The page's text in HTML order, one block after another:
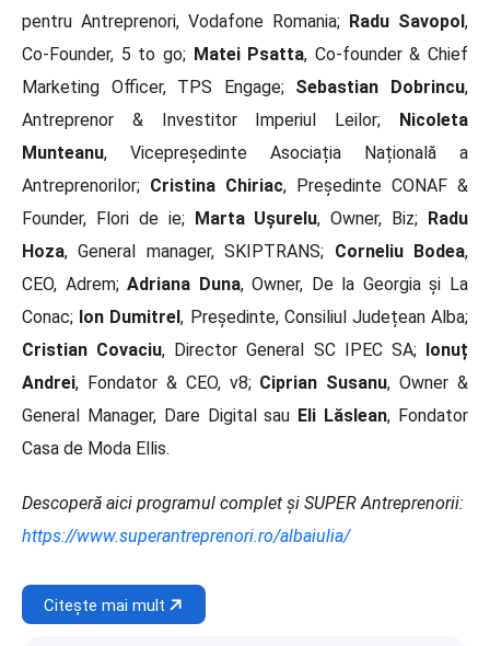
pentru Antreprenori, Vodafone Romania; Radu Savopol,
Co-Founder, 5 to go; Matei Psatta, Co-founder & Chief
Marketing Officer, TPS Engage; Sebastian Dobrincu,
Antreprenor & Investitor Imperiul Leilor; Nicoleta
Munteanu, Vicepreședinte Asociația Națională a
Antreprenorilor; Cristina Chiriac, Președinte CONAF &
Founder, Flori de ie; Marta Ușurelu, Owner, Biz; Radu
Hoza, General manager, SKIPTRANS; Corneliu Bodea,
CEO, Adrem;Adriana Duna, Owner, De la Georgia și La
Conac; Ion Dumitrel, Președinte, Consiliul Județean Alba;
Cristian Covaciu, Director General SC IPEC SA; Ionuț
Andrei, Fondator & CEO, v8; Ciprian Susanu, Owner &
General Manager, Dare Digital sau Eli Lăslean, Fondator
Casa de Moda Ellis.
Descoperă aici programul complet și SUPER Antreprenorii:
https://www.superantreprenori.ro/albaiulia/
Citește mai mult